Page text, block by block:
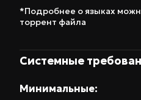
*Подробнее о языках
торрент файла
Системные
Минимальные: